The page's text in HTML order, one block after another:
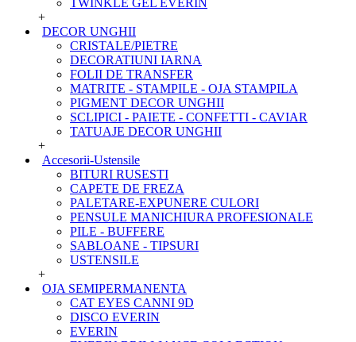
TWINKLE GEL EVERIN
+
DECOR UNGHII
CRISTALE/PIETRE
DECORATIUNI IARNA
FOLII DE TRANSFER
MATRITE - STAMPILE - OJA STAMPILA
PIGMENT DECOR UNGHII
SCLIPICI - PAIETE - CONFETTI - CAVIAR
TATUAJE DECOR UNGHII
+
Accesorii-Ustensile
BITURI RUSESTI
CAPETE DE FREZA
PALETARE-EXPUNERE CULORI
PENSULE MANICHIURA PROFESIONALE
PILE - BUFFERE
SABLOANE - TIPSURI
USTENSILE
+
OJA SEMIPERMANENTA
CAT EYES CANNI 9D
DISCO EVERIN
EVERIN